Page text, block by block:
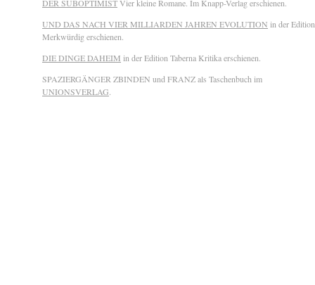
DER SUBOPTIMISTVier kleine Romane. Im Knapp-Verlag erschienen.
UND DAS NACH VIER MILLIARDEN JAHREN EVOLUTION in der Edition
Merkwürdig erschienen.
DIE DINGE DAHEIM in der Edition Taberna Kritika erschienen.
SPAZIERGÄNGER ZBINDEN und FRANZ als Taschenbuch im
UNIONSVERLAG.